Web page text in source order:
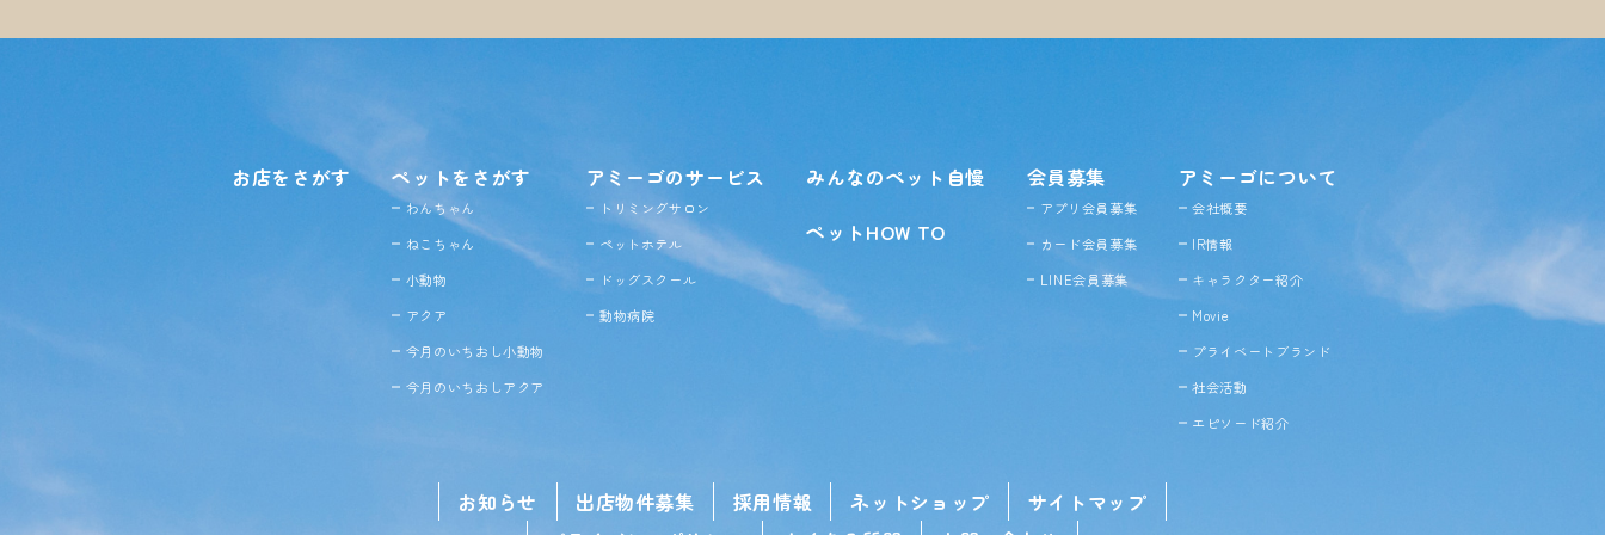
お店をさがす ペットをさがす
わんちゃん
ねこちゃん
小動物
アクア
今月のいちおし小動物
今月のいちおしアクア
アミーゴのサービス
トリミングサロン
ペットホテル
ドッグスクール
動物病院
みんなのペット自慢
ペットHOW TO
会員募集
アプリ会員募集
カード会員募集
LINE会員募集
アミーゴについて
会社概要
IR情報
キャラクター紹介
Movie
プライベートブランド
社会活動
エピソード紹介
お知らせ 出店物件募集 採用情報 ネットショップ
サイトマップ